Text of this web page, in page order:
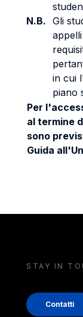
N.B. Gli
in cui
piano
Per
al termine
sono
Guida
STAY IN
Contatti